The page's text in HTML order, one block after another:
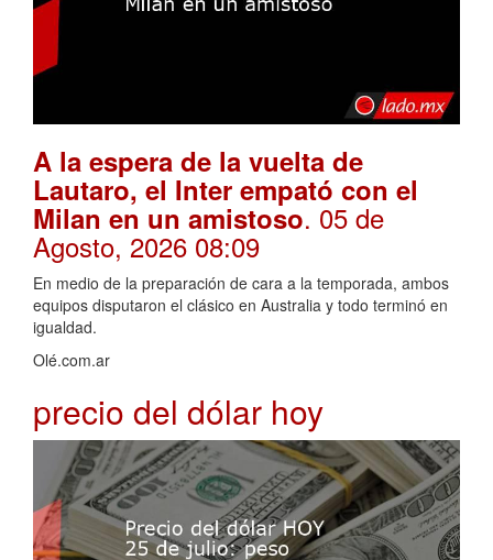
A la espera de la vuelta de
Lautaro, el Inter empató con el
Milan en un amistoso. 05 de
Agosto, 2026 08:09
En medio de la preparación de cara a la temporada, ambos
equipos disputaron el clásico en Australia y todo terminó en
igualdad.
Olé.com.ar
precio del dólar hoy